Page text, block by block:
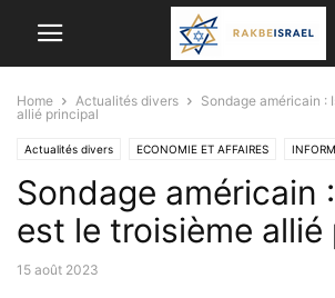
Home Actualités divers
Sondage américain :
allié principal
Actualités divers ECONOMIE ET ​​AFFAIRES
ISRAËL ET LES AUTRES PAYS
Sondage américain
est le troisième allié
15 août 2023